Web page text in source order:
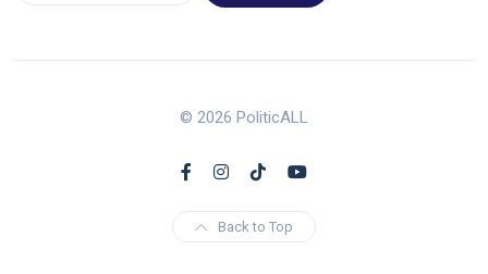
© 2026 PoliticALL
Back to Top